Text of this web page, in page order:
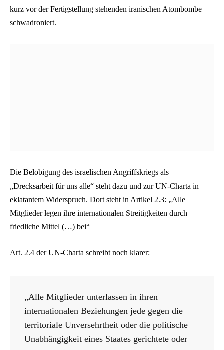
kurz vor der Fertigstellung stehenden iranischen Atombombe
schwadroniert.
Die Belobigung des israelischen Angriffskriegs als
„Drecksarbeit für uns alle“ steht dazu und zur UN-Charta in
eklatantem Widerspruch. Dort steht in Artikel 2.3: „Alle
Mitglieder legen ihre internationalen Streitigkeiten durch
friedliche Mittel (…) bei“
Art. 2.4 der UN-Charta schreibt noch klarer:
„Alle Mitglieder unterlassen in ihren
internationalen Beziehungen jede gegen die
territoriale Unversehrtheit oder die politische
Unabhängigkeit eines Staates gerichtete oder